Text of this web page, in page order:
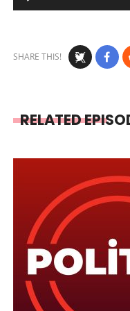
Player
SHARE THIS!
RELATED